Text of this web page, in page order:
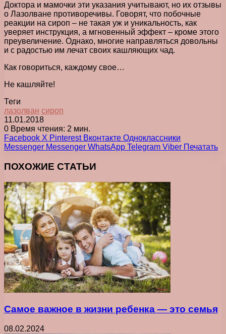
Доктора и мамочки эти указания учитывают, но их отзывы
о Лазолване противоречивы. Говорят, что побочные
реакции на сироп – не такая уж и уникальность, как
уверяет инструкция, а мгновенный эффект – кроме этого
преувеличение. Однако, многие направляться довольны
и с радостью им лечат своих кашляющих чад.
Как говориться, каждому свое…
Не кашляйте!
Теги
лазолван сироп
11.01.2018
0 Время чтения: 2 мин.
Facebook X Pinterest Вконтакте Одноклассники
Messenger Messenger WhatsApp Telegram Viber Печатать
ПОХОЖИЕ СТАТЬИ
Самое важное в жизни ребенка ― это семья
08.02.2024